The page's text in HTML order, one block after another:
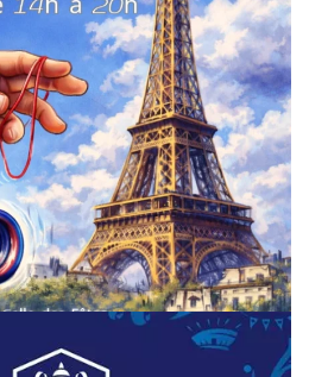
EN FAMILLE JEUNESSE & SPORTS
France de la FYYA
14e